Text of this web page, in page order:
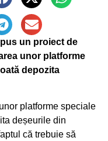
un proiect de
unor platforme
depozita
platforme speciale
deșeurile din
că trebuie să